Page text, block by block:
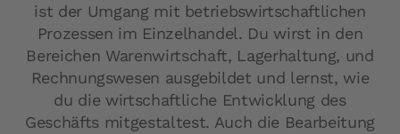
ist der Umgang mit betriebswirtschaftlichen
Prozessen im Einzelhandel. Du wirst in den
Bereichen Warenwirtschaft, Lagerhaltung, und
Rechnungswesen ausgebildet und lernst, wie
du die wirtschaftliche Entwicklung des
Geschäfts mitgestaltest. Auch die Bearbeitung